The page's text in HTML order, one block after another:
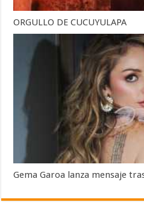
ORGULLO DE CUCUYULAPA
Gema Garoa lanza mensaje